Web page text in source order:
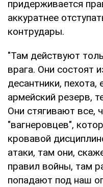
придерживается
аккуратнее
контрудары.
"Там действуют
врага. Они состоят
десантники,
армейский резерв,
Они стягивают все,
"вагнеровцев",
кровавой
атаки, там они,
правил войны, там
попадают под наш